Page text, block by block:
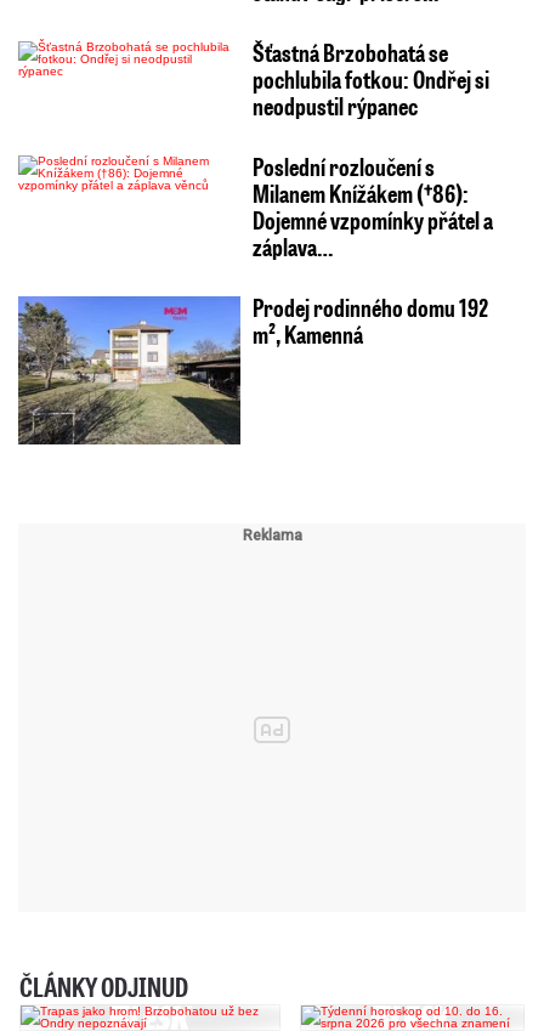
Šťastná Brzobohatá se
pochlubila fotkou: Ondřej si
neodpustil rýpanec
Poslední rozloučení s
Milanem Knížákem (†86):
Dojemné vzpomínky přátel a
záplava…
Prodej rodinného domu 192
m², Kamenná
ČLÁNKY ODJINUD